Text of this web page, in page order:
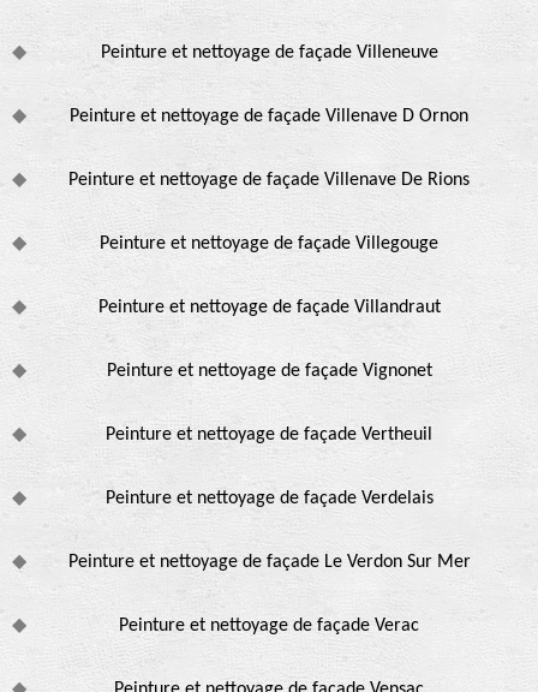
Peinture et nettoyage de façade Villeneuve
Peinture et nettoyage de façade Villenave D Ornon
Peinture et nettoyage de façade Villenave De Rions
Peinture et nettoyage de façade Villegouge
Peinture et nettoyage de façade Villandraut
Peinture et nettoyage de façade Vignonet
Peinture et nettoyage de façade Vertheuil
Peinture et nettoyage de façade Verdelais
Peinture et nettoyage de façade Le Verdon Sur Mer
Peinture et nettoyage de façade Verac